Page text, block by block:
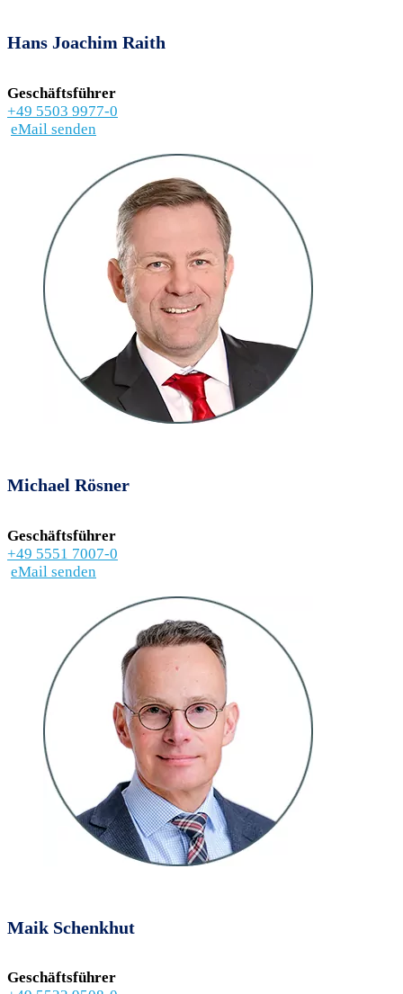
Hans Joachim Raith
Geschäftsführer
+49 5503 9977-0
eMail senden
Michael Rösner
Geschäftsführer
+49 5551 7007-0
eMail senden
Maik Schenkhut
Geschäftsführer